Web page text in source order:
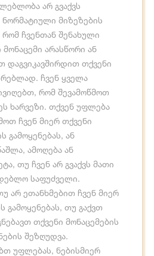
არ გვაქვს
მიზეზების
ჩვენთან შენახული
არასწორი ან
დაგვიკავშირდით თქვენი
ჩვენ ყველა
რომ შევამოწმოთ
ხარვეზი. თქვენ უფლება
ჩვენ მიერ თქვენი
გამოყენებას, ან
ამოღება ან
თუ ჩვენ არ გვაქვს მათი
საფუძველი.
არ ეთანხმებით ჩვენ მიერ
გამოყენებას, თუ გაქვთ
თქვენი მონაცემების
შეზღუდვა.
უფლებას, ნებისმიერ